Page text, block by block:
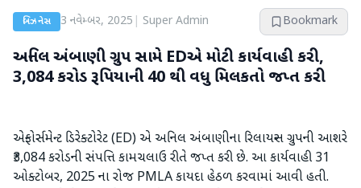
બિઝનેસ 3 નવેમ્બર, 2025 Super Admin Bookmark
અનિલ અંબાણી ગ્રુપ સામે EDએ મોટી કાર્યવાહી કરી,
3,084 કરોડ રૂપિયાની 40 થી વધુ મિલકતો જપ્ત કરી
એન્ફોર્સમેન્ટ ડિરેક્ટોરેટ (ED) એ અનિલ અંબાણીના રિલાયન્સ ગ્રુપની આશરે
₹3,084 કરોડની સંપત્તિ કામચલાઉ રીતે જપ્ત કરી છે. આ કાર્યવાહી 31
ઓક્ટોબર, 2025 ના રોજ PMLA કાયદા હેઠળ કરવામાં આવી હતી.